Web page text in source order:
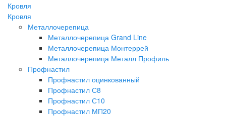
Кровля
Кровля
Металлочерепица
Металлочерепица Grand Line
Металлочерепица Монтеррей
Металлочерепица Металл Профиль
Профнастил
Профнастил оцинкованный
Профнастил С8
Профнастил С10
Профнастил МП20